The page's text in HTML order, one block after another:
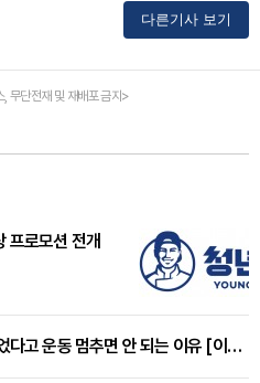
다른기사 보기
무단전재 및 재배포 금지>
프로모션 전개
팔 들기 어려운 오십견, 통증 줄었다고 운동 멈추면 안 되는 이유 [이병욱 원장 칼럼]